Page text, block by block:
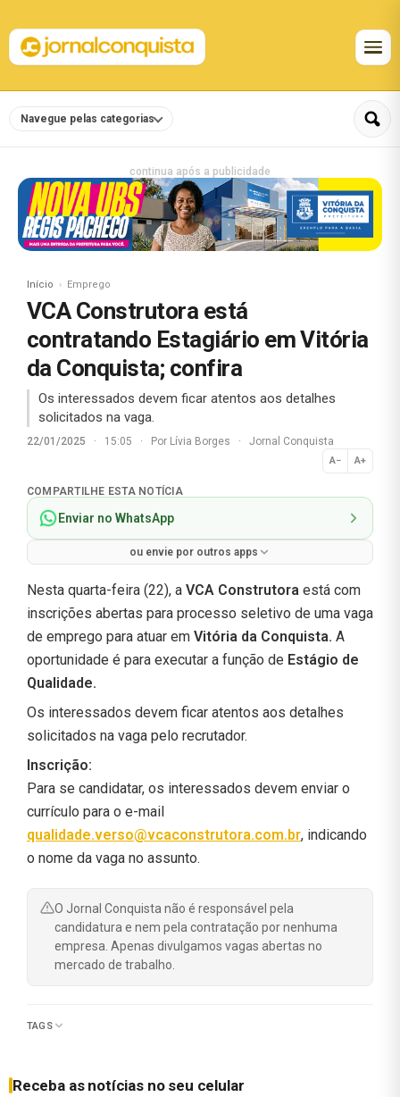
Navegue pelas categorias
continua após a publicidade
Início Emprego
VCA Construtora está
contratando Estagiário em Vitória
da Conquista; confira
Os interessados devem ficar atentos aos detalhes
solicitados na vaga.
22/01/2025 · 15:05 · Por Lívia Borges · Jornal Conquista
A− A+
Normal
COMPARTILHE ESTA NOTÍCIA
Enviar no WhatsApp
ou envie por outros apps
Nesta quarta-feira (22), a VCA Construtora está com
inscrições abertas para processo seletivo de uma vaga
de emprego para atuar em Vitória da Conquista. A
oportunidade é para executar a função de Estágio de
Qualidade.
Os interessados devem ficar atentos aos detalhes
solicitados na vaga pelo recrutador.
Inscrição:
Para se candidatar, os interessados devem enviar o
currículo para o e-mail
qualidade.verso@vcaconstrutora.com.br, indicando
o nome da vaga no assunto.
O Jornal Conquista não é responsável pela
candidatura e nem pela contratação por nenhuma
empresa. Apenas divulgamos vagas abertas no
mercado de trabalho.
TAGS
Receba as notícias no seu celular